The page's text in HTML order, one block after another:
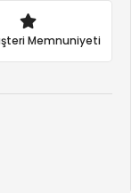
Memnuniyeti